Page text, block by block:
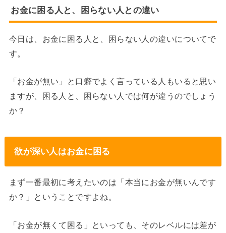
お金に困る人と、困らない人との違い
今日は、お金に困る人と、困らない人の違いについてで
す。
「お金が無い」と口癖でよく言っている人もいると思い
ますが、困る人と、困らない人では何が違うのでしょう
か？
欲が深い人はお金に困る
まず一番最初に考えたいのは「本当にお金が無いんです
か？」ということですよね。
「お金が無くて困る」といっても、そのレベルには差が